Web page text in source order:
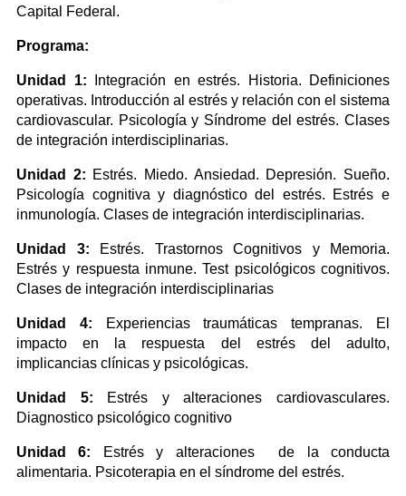
Capital Federal.
Programa:
Unidad 1:
Integración en estrés. Historia. Definiciones
operativas. Introducción al estrés y relación con el sistema
cardiovascular. Psicología y Síndrome del estrés. Clases
de integración interdisciplinarias.
Unidad 2: Estrés. Miedo. Ansiedad. Depresión. Sueño.
Psicología cognitiva y diagnóstico del estrés. Estrés e
inmunología. Clases de integración interdisciplinarias.
Unidad 3: Estrés. Trastornos Cognitivos y Memoria.
Estrés y respuesta inmune. Test psicológicos cognitivos.
Clases de integración interdisciplinarias
Unidad 4: Experiencias traumáticas tempranas. El
impacto en la respuesta del estrés del adulto,
implicancias clínicas y psicológicas.
Unidad 5: Estrés y alteraciones cardiovasculares.
Diagnostico psicológico cognitivo
Unidad 6: Estrés y alteraciones de la conducta
alimentaria. Psicoterapia en el síndrome del estrés.